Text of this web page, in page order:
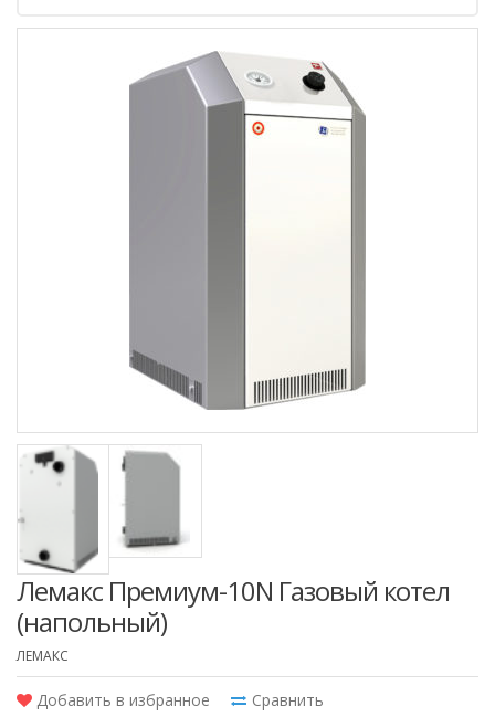
Лемакс Премиум-10N Газовый котел
(напольный)
ЛЕМАКС
Добавить в избранное Сравнить